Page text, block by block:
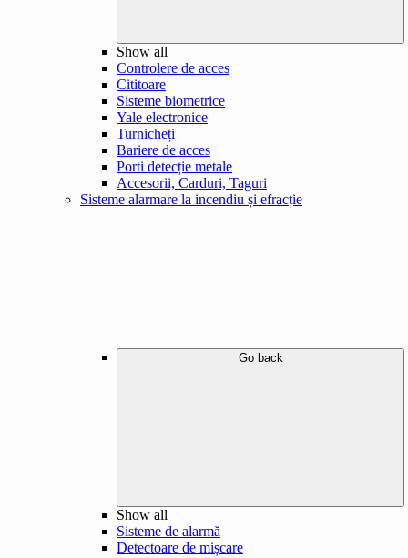
Show all
Controlere de acces
Cititoare
Sisteme biometrice
Yale electronice
Turnicheți
Bariere de acces
Porti detecție metale
Accesorii, Carduri, Taguri
Sisteme alarmare la incendiu și efracție
Go back
Show all
Sisteme de alarmă
Detectoare de mișcare